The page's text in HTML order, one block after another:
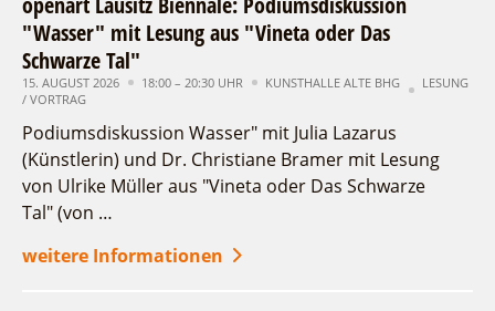
"Wasser" mit Lesung aus "Vineta oder Das
Schwarze Tal"
15. AUGUST 2026 18:00 – 20:30 UHR KUNSTHALLE ALTE BHG
LESUNG
/ VORTRAG
Podiumsdiskussion Wasser" mit Julia Lazarus
(Künstlerin) und Dr. Christiane Bramer mit Lesung
von Ulrike Müller aus "Vineta oder Das Schwarze
Tal" (von …
weitere Informationen